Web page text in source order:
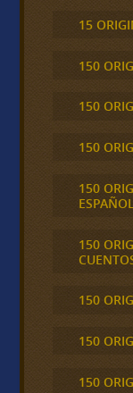
15
150
150
150
150
150
150
150
150